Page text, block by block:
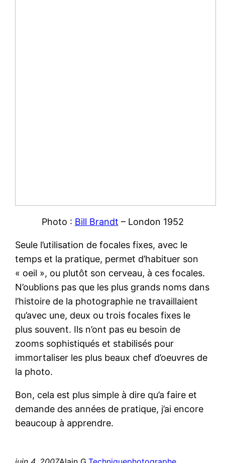
Photo : Bill Brandt – London 1952
Seule l’utilisation de focales fixes, avec le
temps et la pratique, permet d’habituer son
« oeil », ou plutôt son cerveau, à ces focales.
N’oublions pas que les plus grands noms dans
l’histoire de la photographie ne travaillaient
qu’avec une, deux ou trois focales fixes le
plus souvent. Ils n’ont pas eu besoin de
zooms sophistiqués et stabilisés pour
immortaliser les plus beaux chef d’oeuvres de
la photo.
Bon, cela est plus simple à dire qu’a faire et
demande des années de pratique, j’ai encore
beaucoup à apprendre.